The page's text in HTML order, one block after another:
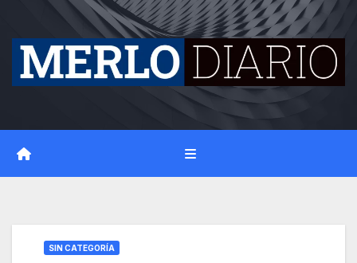
content
SIN CATEGORÍA